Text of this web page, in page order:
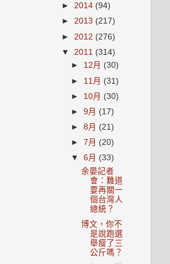
► 2014 (94)
► 2013 (217)
► 2012 (276)
▼ 2011 (314)
► 12月 (30)
► 11月 (31)
► 10月 (30)
►9月 (17)
►8月 (21)
►7月 (20)
▼6月 (33)
余晏記者
會：難道
要再關一
個台灣人
總統？
博文，你不
是說跑選
舉瘦了三
公斤嗎？